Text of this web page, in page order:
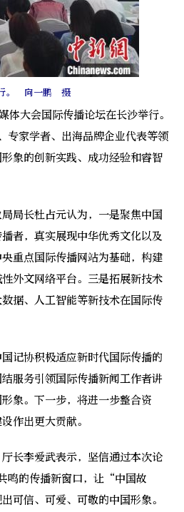
行。 向一鹏 摄
会国际传播论坛在长沙举行。
家学者、出海品牌企业代表等领
象的创新实践、成功经验和睿智
局长杜占元认为，一是聚焦中国
者，真实展现中华优秀文化以及
重点国际传播网站为基础，构建
外文网络平台。三是拓展新技术
据、人工智能等新技术在国际传
记协积极适应新时代国际传播的
服务引领国际传播新闻工作者讲
象。下一步，将进一步整合资
作出更大贡献。
长李爱武表示，坚信通过本次论
鸣的传播新窗口，让“中国故
信、可爱、可敬的中国形象。